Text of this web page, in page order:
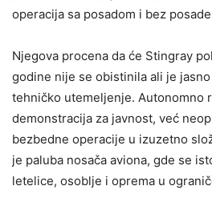
operacija sa posadom i bez
Njegova procena da će Stingray
godine nije se obistinila ali je
tehničko utemeljenje. Autonomno
demonstracija za javnost, već
bezbedne operacije u izuzetno
je paluba nosača aviona, gde se
letelice, osoblje i oprema u